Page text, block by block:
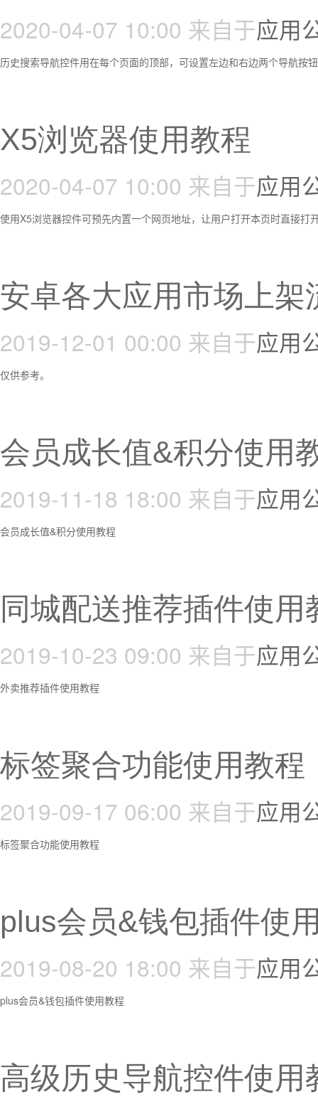
2020-04-07 10:00 来自于应用
历史搜索导航控件用在每个页面的顶部，可设置左边和右边两个导航
X5浏览器使用教程
2020-04-07 10:00 来自于应用
使用X5浏览器控件可预先内置一个网页地址，让用户打开本页时直接打
安卓各大应用市场上架
2019-12-01 00:00 来自于应用
仅供参考。
会员成长值&积分使用
2019-11-18 18:00 来自于应用
会员成长值&积分使用教程
同城配送推荐插件使用
2019-10-23 09:00 来自于应用
外卖推荐插件使用教程
标签聚合功能使用教程
2019-09-17 06:00 来自于应用
标签聚合功能使用教程
plus会员&钱包插件使
2019-08-20 18:00 来自于应用
plus会员&钱包插件使用教程
高级历史导航控件使用